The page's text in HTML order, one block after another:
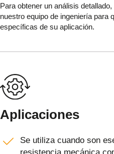
Para obtener un análisis
nuestro equipo de ingeniería para
específicas de su aplicación.
Aplicaciones
Se utiliza cuando son